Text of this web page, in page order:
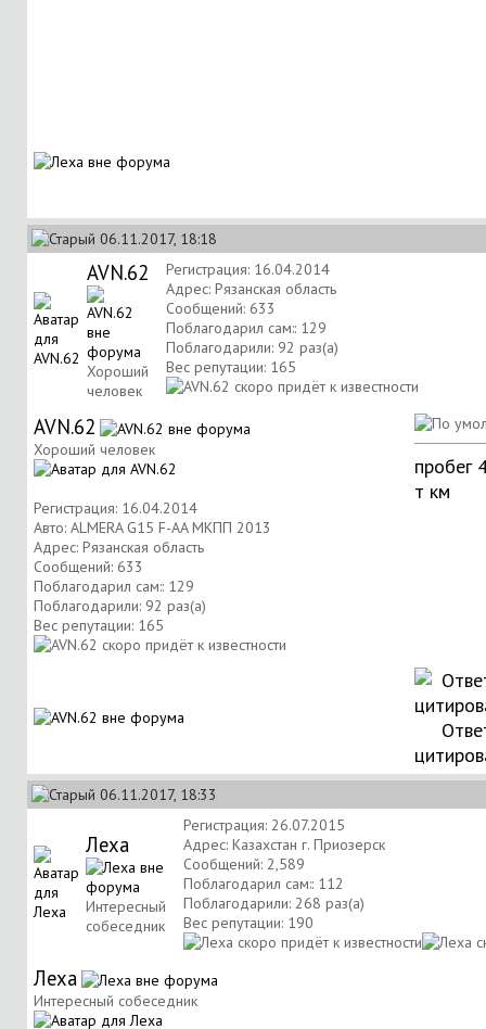
06.11.2017, 18:18
AVN.62
Хороший
человек
Регистрация: 16.04.2014
Адрес: Рязанская область
Сообщений: 633
Поблагодарил сам:: 129
Поблагодарили: 92 раз(а)
Вес репутации: 165
AVN.62
Хороший человек
Регистрация: 16.04.2014
Авто: ALMERA G15 F-AA МКПП 2013
Адрес: Рязанская область
Сообщений: 633
Поблагодарил сам:: 129
Поблагодарили: 92 раз(а)
Вес репутации: 165
пробег
т км
06.11.2017, 18:33
Леха
Интересный
собеседник
Регистрация: 26.07.2015
Адрес: Казахстан г. Приозерск
Сообщений: 2,589
Поблагодарил сам:: 112
Поблагодарили: 268 раз(а)
Вес репутации: 190
Леха
Интересный собеседник